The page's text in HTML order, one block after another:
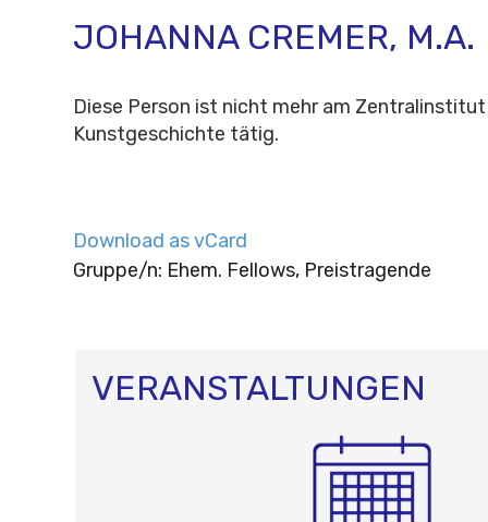
JOHANNA CREMER, M.A.
Diese Person ist nicht mehr am
Kunstgeschichte tätig.
Download as vCard
Gruppe/n: Ehem. Fellows, Preistragende
VERANSTALTUNGEN